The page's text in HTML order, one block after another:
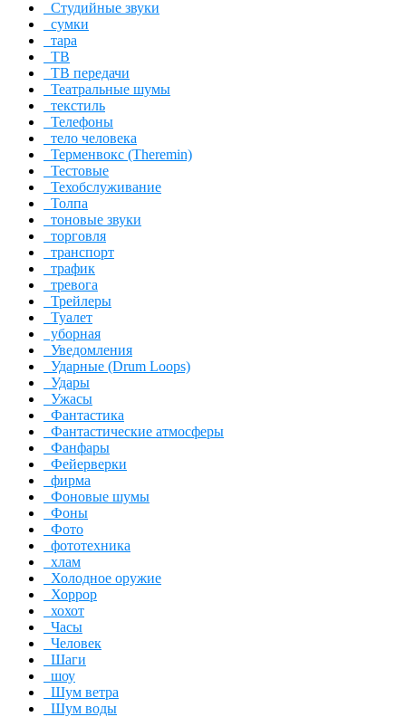
Студийные звуки
сумки
тара
ТВ
ТВ передачи
Театральные шумы
текстиль
Телефоны
тело человека
Терменвокс (Theremin)
Тестовые
Техобслуживание
Толпа
тоновые звуки
торговля
транспорт
трафик
тревога
Трейлеры
Туалет
уборная
Уведомления
Ударные (Drum Loops)
Удары
Ужасы
Фантастика
Фантастические атмосферы
Фанфары
Фейерверки
фирма
Фоновые шумы
Фоны
Фото
фототехника
хлам
Холодное оружие
Хоррор
хохот
Часы
Человек
Шаги
шоу
Шум ветра
Шум воды